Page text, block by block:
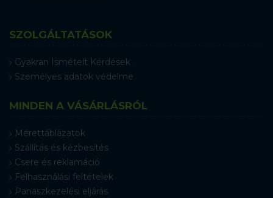
SZOLGÁLTATÁSOK
Gyakran Ismételt Kérdések
Személyes adatok védelme
MINDEN A VÁSÁRLÁSRÓL
Mérettáblázatok
Szállítás és kézbesítés
Csere és reklamáció
Felhasználási feltételek
Panaszkezelési eljárás